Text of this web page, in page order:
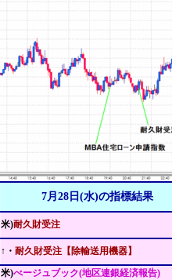
7月28日(水)の指標結果
米)耐久財受注
↑・ 耐久財受注【除輸送用機器】
米)べージュブック(地区連銀経済報告)